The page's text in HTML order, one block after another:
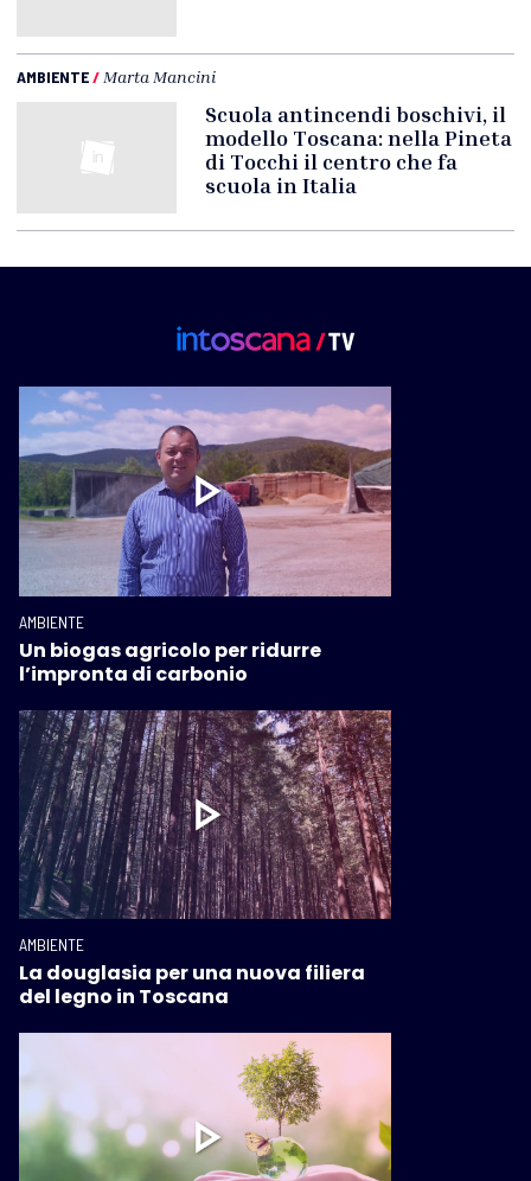
AMBIENTE/ Marta Mancini
Scuola antincendi boschivi, il
modello Toscana: nella Pineta
di Tocchi il centro che fa
scuola in Italia
AMBIENTE
Un biogas agricolo per ridurre
l’impronta di carbonio
AMBIENTE
La douglasia per una nuova filiera
del legno in Toscana